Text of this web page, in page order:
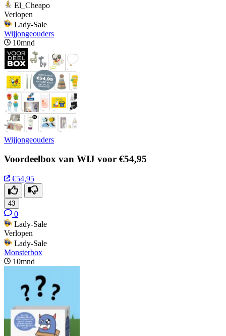
El_Cheapo
Verlopen
Lady-Sale
Wijjongeouders
10mnd
Wijjongeouders
Voordeelbox van WIJ voor €54,95
€54,95
43
0
Lady-Sale
Verlopen
Lady-Sale
Monsterbox
10mnd